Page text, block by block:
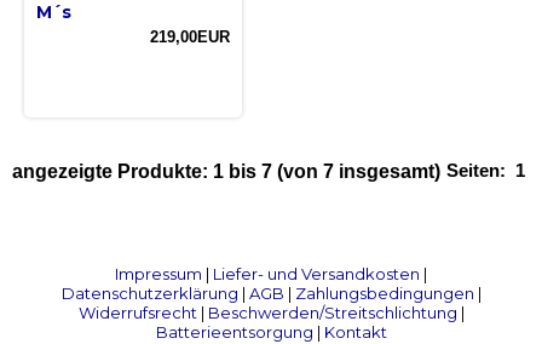
M´s
219,00EUR
Seiten: 1
angezeigte Produkte: 1 bis 7 (von 7 insgesamt)
Impressum | Liefer- und Versandkosten |
Datenschutzerklärung | AGB | Zahlungsbedingungen |
Widerrufsrecht| Beschwerden/Streitschlichtung |
Batterieentsorgung | Kontakt